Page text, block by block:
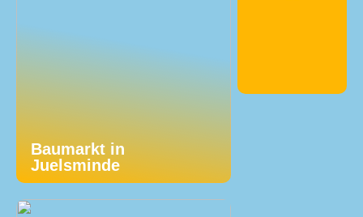
Baumarkt in
Juelsminde